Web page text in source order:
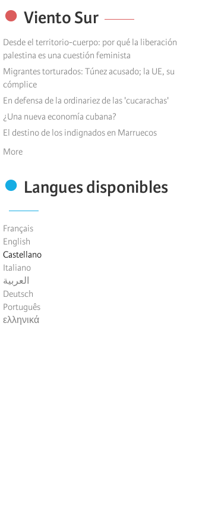
Viento Sur
Desde el territorio-cuerpo: por qué la liberación
palestina es una cuestión feminista
Migrantes torturados: Túnez acusado; la UE, su
cómplice
En defensa de la ordinariez de las 'cucarachas'
¿Una nueva economía cubana?
El destino de los indignados en Marruecos
More
Langues disponibles
Français
English
Castellano
Italiano
العربية
Deutsch
Português
ελληνικά